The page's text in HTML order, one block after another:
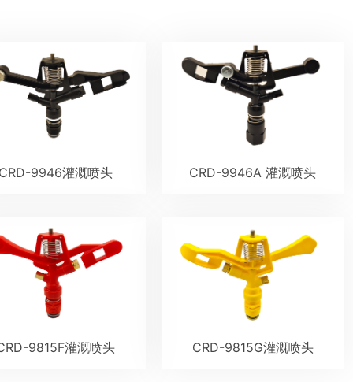
CRD-9946灌溉喷头 CRD-9946A 灌溉喷头
9815F灌溉喷头 CRD-9815G灌溉喷头